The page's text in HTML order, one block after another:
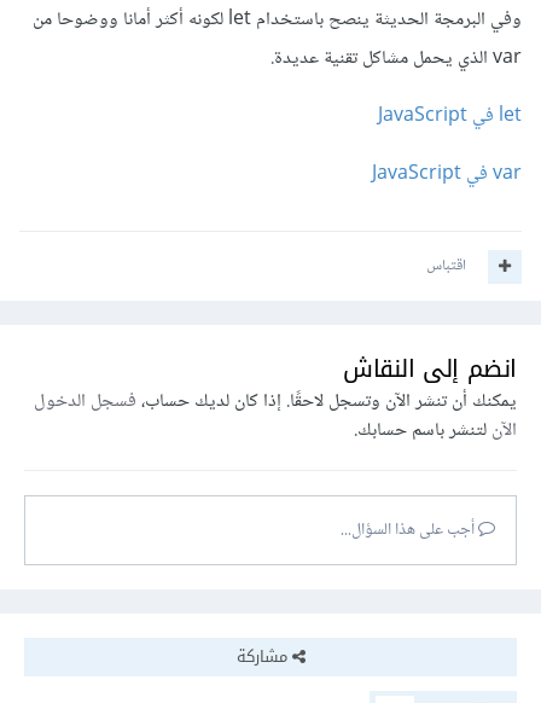
وفي البرمجة الحديثة ينصح باستخدام let لكونه أكثر أمانا ووضوحا من
var الذي يحمل مشاكل تقنية عديدة.
let في JavaScript
var في JavaScript
اقتباس
انضم إلى النقاش
يمكنك أن تنشر الآن وتسجل لاحقًا. إذا كان لديك حساب،فسجل الدخول
الآنلتنشر باسم حسابك.
أجب على هذا السؤال...
مشاركة